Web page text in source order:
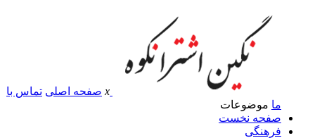
x صفحه اصلی تماس با
ما موضوعات
صفحه نخست
فرهنگی